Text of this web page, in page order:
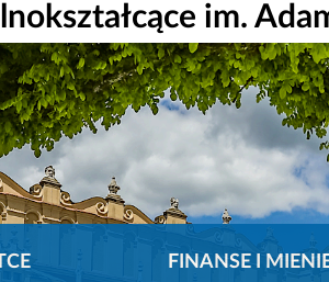
im.
FINANSE I